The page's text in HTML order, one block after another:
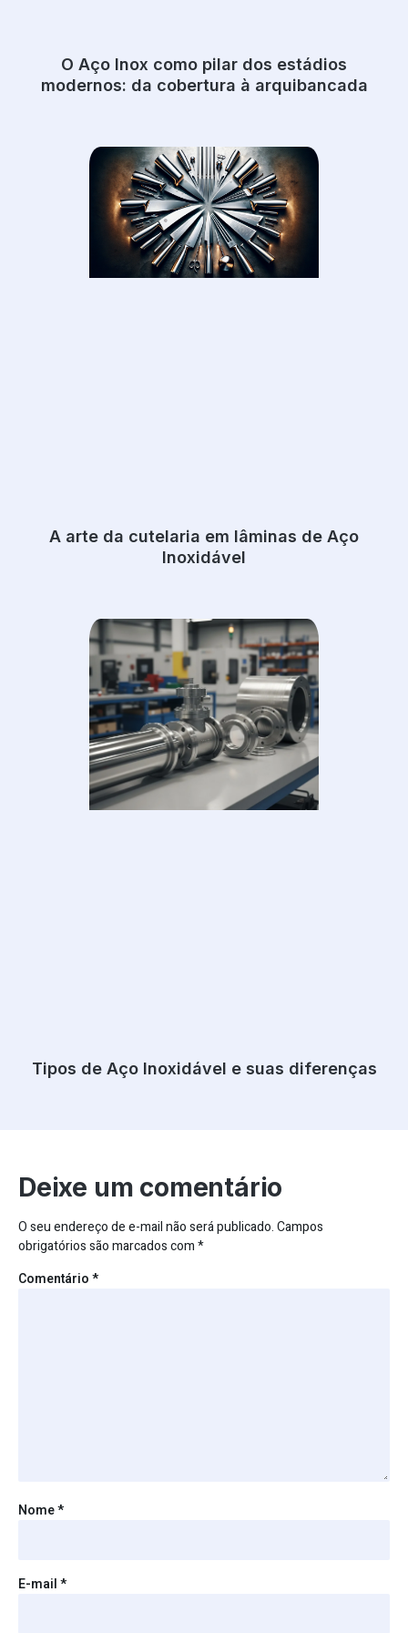
O Aço Inox como pilar dos estádios
modernos: da cobertura à arquibancada
A arte da cutelaria em lâminas de Aço
Inoxidável
Tipos de Aço Inoxidável e suas diferenças
Deixe um comentário
O seu endereço de e-mail não será publicado.Campos
obrigatórios são marcados com*
Comentário*
Nome*
E-mail*